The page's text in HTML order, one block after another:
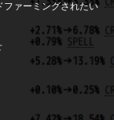
ファーミングされたい